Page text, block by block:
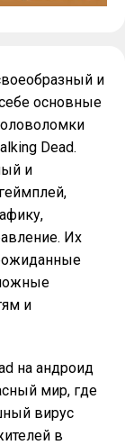
и
основные
Dead.
и
Их
и
на андроид
мир, где
вирус
в